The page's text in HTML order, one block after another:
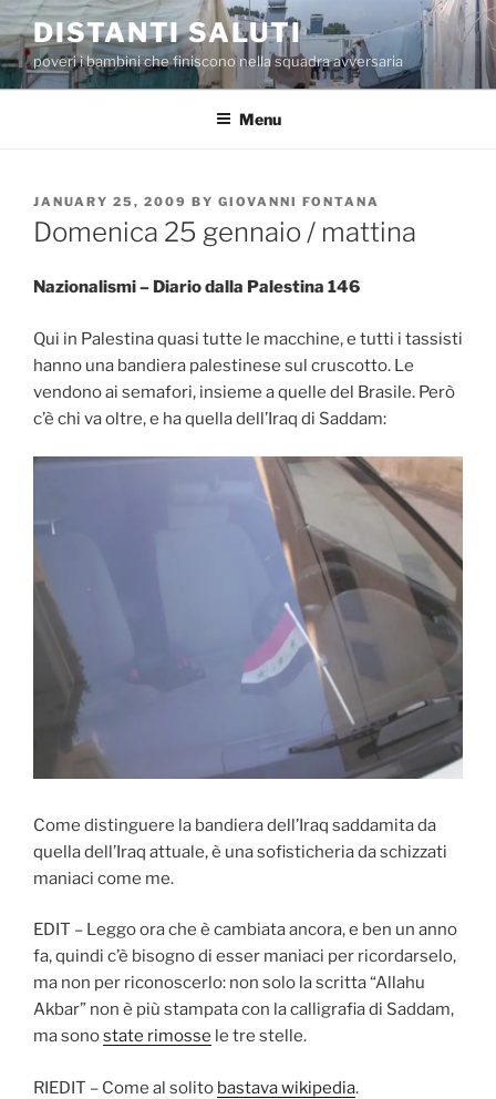
Skip
to
content
DISTANTI SALUTI
poveri i bambini che finiscono nella squadra avversaria
Menu
POSTED
ON
JANUARY 25, 2009 BY GIOVANNI FONTANA
Domenica 25 gennaio / mattina
Nazionalismi – Diario dalla Palestina 146
Qui in Palestina quasi tutte le macchine, e tutti i tassisti
hanno una bandiera palestinese sul cruscotto. Le
vendono ai semafori, insieme a quelle del Brasile. Però
c’è chi va oltre, e ha quella dell’Iraq di Saddam:
Come distinguere la bandiera dell’Iraq saddamita da
quella dell’Iraq attuale, è una sofisticheria da schizzati
maniaci come me.
EDIT – Leggo ora che è cambiata ancora, e ben un anno
fa, quindi c’è bisogno di esser maniaci per ricordarselo,
ma non per riconoscerlo: non solo la scritta “Allahu
Akbar” non è più stampata con la calligrafia di Saddam,
ma sonostate rimosse le tre stelle.
RIEDIT – Come al solito bastava wikipedia.